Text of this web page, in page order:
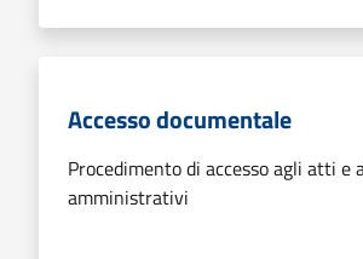
Accesso documentale
Procedimento di accesso agli atti e
amministrativi